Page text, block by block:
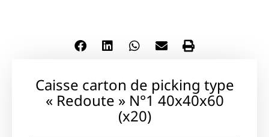
Caisse carton de picking type
« Redoute » N°1 40x40x60
(x20)